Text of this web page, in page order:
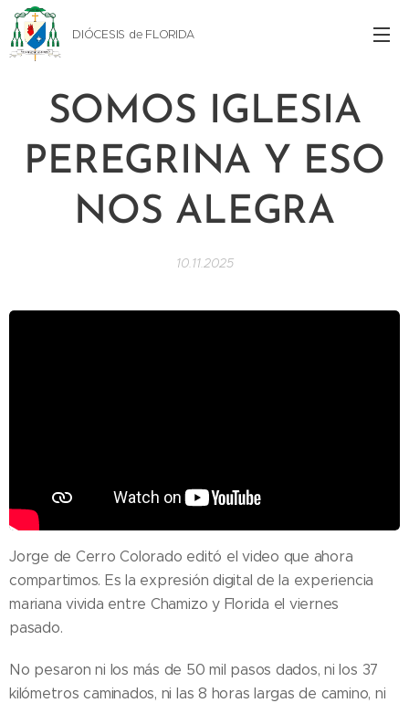
DIÓCESIS de FLORIDA
SOMOS IGLESIA
PEREGRINA Y ESO
NOS ALEGRA
10.11.2025
Jorge de Cerro Colorado editó el video que ahora
compartimos. Es la expresión digital de la experiencia
mariana vivida entre Chamizo y Florida el viernes
pasado.
No pesaron ni los más de 50 mil pasos dados, ni los 37
kilómetros caminados, ni las 8 horas largas de camino, ni